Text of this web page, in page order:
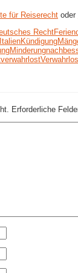
für Reiserecht oder
Recht
ItalienKündigung
Minderung
verwahrlost
Erforderliche